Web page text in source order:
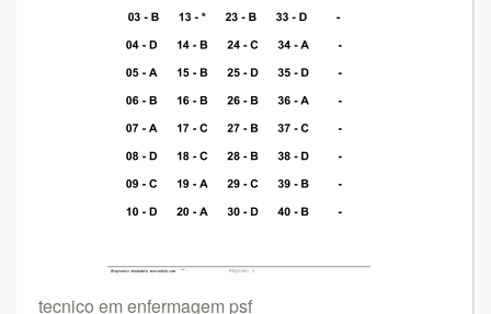
tecnico em enfermagem psf